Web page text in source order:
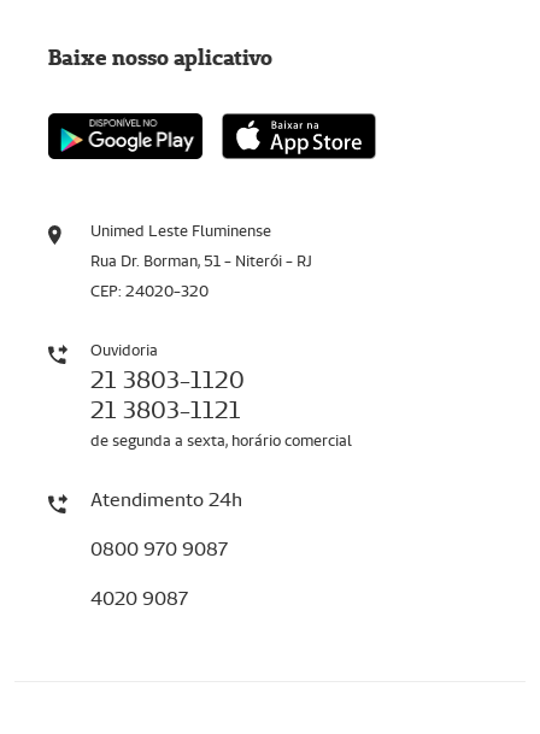
Unimed Leste Fluminense
Rua Dr. Borman, 51 - Niterói - RJ
CEP: 24020-320
Ouvidoria
21 3803-1120
21 3803-1121
de segunda a sexta, horário comercial
Atendimento 24h
0800 970 9087
4020 9087
Baixe nosso aplicativo